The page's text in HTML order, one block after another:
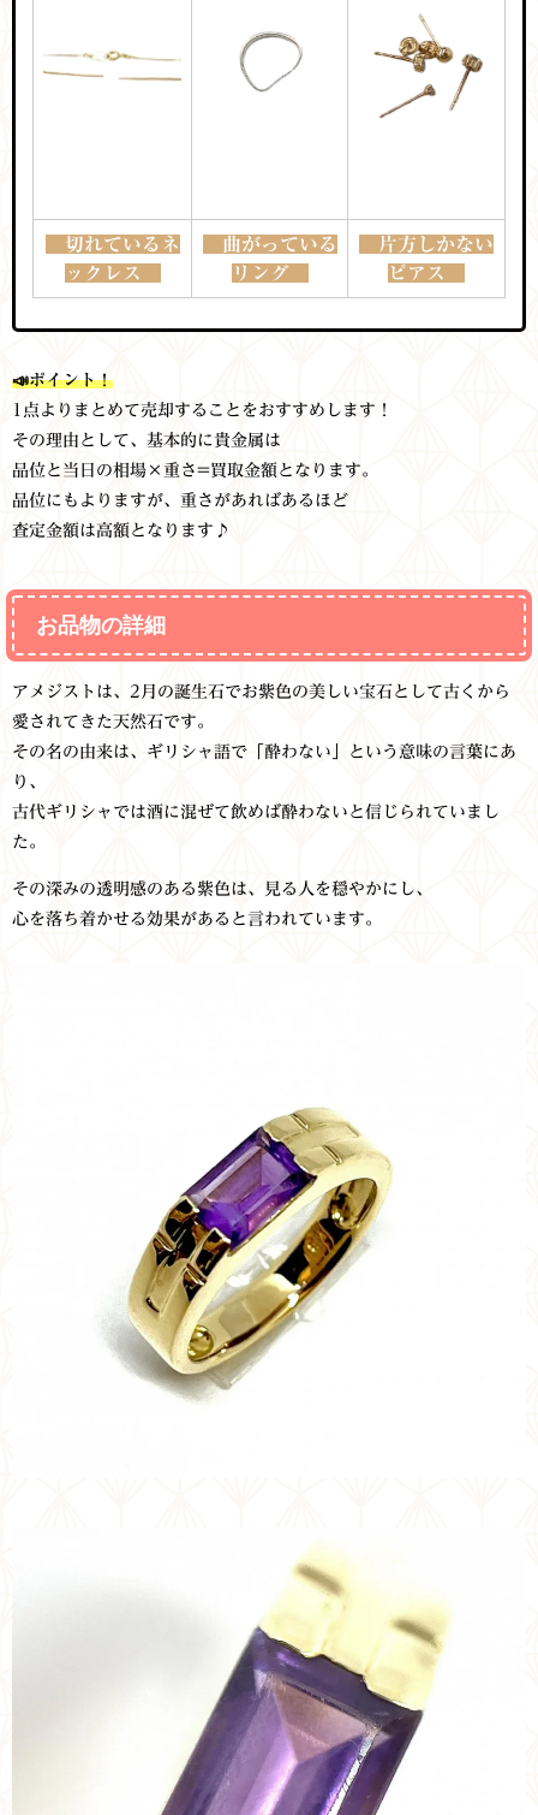
切れているネ
ックレス
曲がっている
リング
片方しかない
ピアス
📣ポイント！
1点よりまとめて売却することをおすすめします！
その理由として、 基本的に貴金属は
品位と当日の相場×重さ=買取金額となります。
品位にもよりますが、重さがあればあるほど
査定金額は高額となります♪
お品物の詳細
アメジストは、2月の誕生石でお紫色の美しい宝石として古くから
愛されてきた天然石です。
その名の由来は、ギリシャ語で「酔わない」という意味の言葉にあ
り、
古代ギリシャでは酒に混ぜて飲めば酔わないと信じられていまし
た。
その深みの透明感のある紫色は、見る人を穏やかにし、
心を落ち着かせる効果があると言われています。